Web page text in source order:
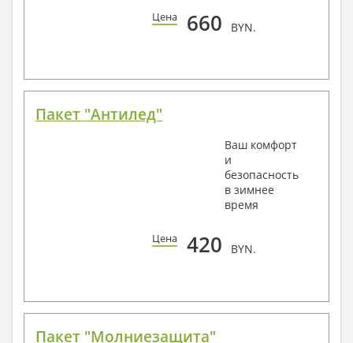
Цена 660 BYN.
Пакет "Антилед"
Ваш комфорт
и
безопасность
в зимнее
время
Цена 420 BYN.
Пакет "Молниезащита"